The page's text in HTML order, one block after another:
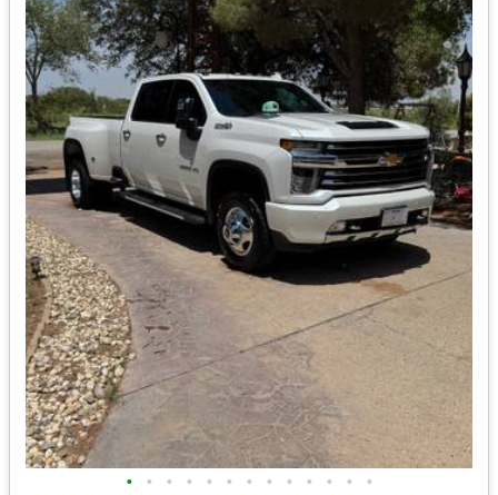
• • • • • • • • • • • • •